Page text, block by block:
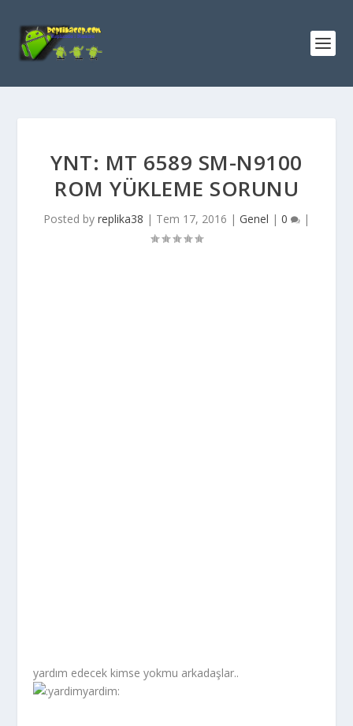
YNT: MT 6589 SM-N9100
ROM YÜKLEME SORUNU
Posted by replika38 | Tem 17, 2016 | Genel | 0 |
yardım edecek kimse yokmu arkadaşlar..